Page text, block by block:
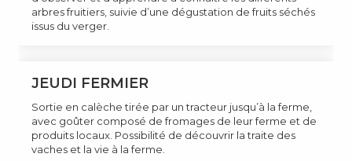
arbres fruitiers, suivie d’une dégustation de fruits séchés
issus du verger.
JEUDI FERMIER
Sortie en calèche tirée par un tracteur jusqu’à la ferme,
avec goûter composé de fromages de leur ferme et de
produits locaux. Possibilité de découvrir la traite des
vaches et la vie à la ferme.